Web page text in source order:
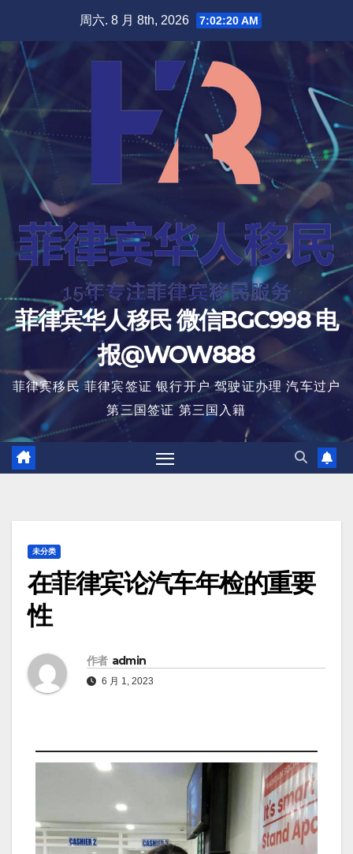
周六. 8 月 8th, 2026 7:02:21 AM
菲律宾华人移民 微信BGC998 电
报@WOW888
菲律宾移民 菲律宾签证 银行开户 驾驶证办理 汽车过户
第三国签证 第三国入籍
未分类
在菲律宾论汽车年检的重要
性
作者 admin
6 月 1, 2023